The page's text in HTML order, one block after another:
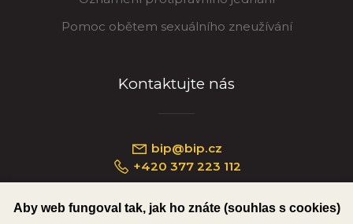
Pomoc obětem sexuálního zneužívání
Kontaktujte nás
bip@bip.cz
+420 377 223 112
Aby web fungoval tak, jak ho znáte (souhlas s cookies)